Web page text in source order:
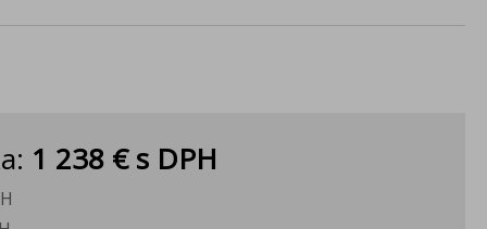
1 238 €s DPH